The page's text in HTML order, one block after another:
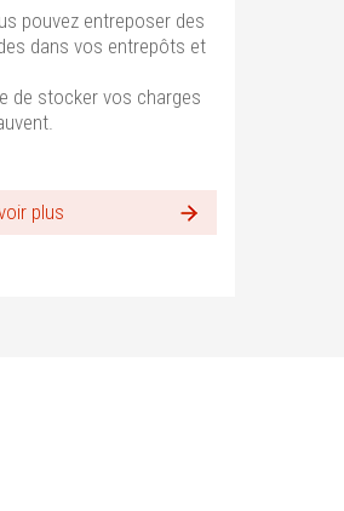
pouvez entreposer des
dans vos entrepôts et
de stocker vos charges
plus